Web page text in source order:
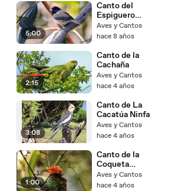
5:00
Canto del
Espiguero
Capuchino
Aves y Cantos
hace 8 años
2:15
Canto de la
Cachaña
Aves y Cantos
hace 4 años
3:08
Canto de La
Cacatúa Ninfa
Aves y Cantos
hace 4 años
1:00
Canto de la
Coqueta
Coronada
Aves y Cantos
hace 4 años